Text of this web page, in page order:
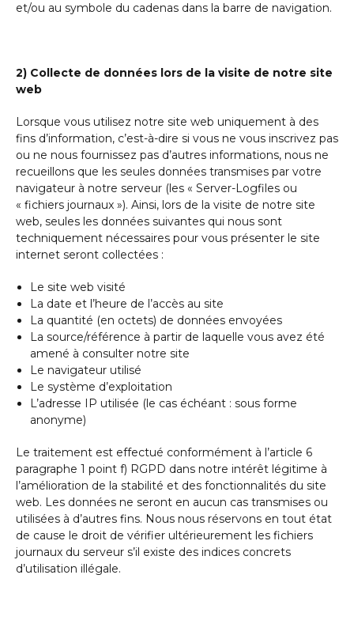
et/ou au symbole du cadenas dans la barre de navigation.
2) Collecte de données lors de la visite de notre site
web
Lorsque vous utilisez notre site web uniquement à des
fins d’information, c’est-à-dire si vous ne vous inscrivez pas
ou ne nous fournissez pas d’autres informations, nous ne
recueillons que les seules données transmises par votre
navigateur à notre serveur (les « Server-Logfiles ou
« fichiers journaux »). Ainsi, lors de la visite de notre site
web, seules les données suivantes qui nous sont
techniquement nécessaires pour vous présenter le site
internet seront collectées :
Le site web visité
La date et l’heure de l’accès au site
La quantité (en octets) de données envoyées
La source/référence à partir de laquelle vous avez été
amené à consulter notre site
Le navigateur utilisé
Le système d’exploitation
L’adresse IP utilisée (le cas échéant : sous forme
anonyme)
Le traitement est effectué conformément à l’article 6
paragraphe 1 point f) RGPD dans notre intérêt légitime à
l’amélioration de la stabilité et des fonctionnalités du site
web. Les données ne seront en aucun cas transmises ou
utilisées à d’autres fins. Nous nous réservons en tout état
de cause le droit de vérifier ultérieurement les fichiers
journaux du serveur s’il existe des indices concrets
d’utilisation illégale.